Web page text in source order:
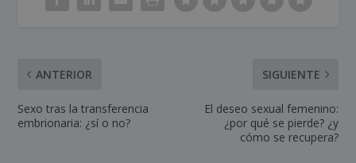
ANTERIOR
Sexo tras la transferencia
embrionaria: ¿sí o no?
SIGUIENTE
El deseo sexual femenino:
¿por qué se pierde? ¿y
cómo se recupera?